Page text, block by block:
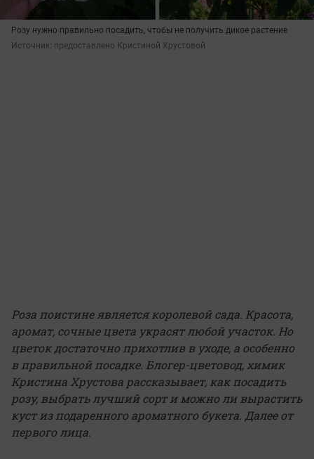
Розу нужно правильно посадить, чтобы не получить дикое растение
Источник: предоставлено Кристиной Хрустовой
Роза поистине является королевой сада. Красота,
аромат, сочные цвета украсят любой участок. Но
цветок достаточно прихотлив в уходе, а особенно
в правильной посадке. Блогер-цветовод, химик
Кристина Хрустова рассказывает, как посадить
розу, выбрать лучший сорт и можно ли вырастить
куст из подаренного ароматного букета. Далее от
первого лица.